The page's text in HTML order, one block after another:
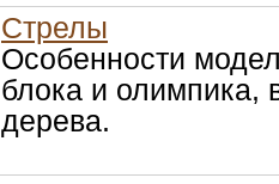
Стрелы
Особенности
блока и олимпика,
дерева.